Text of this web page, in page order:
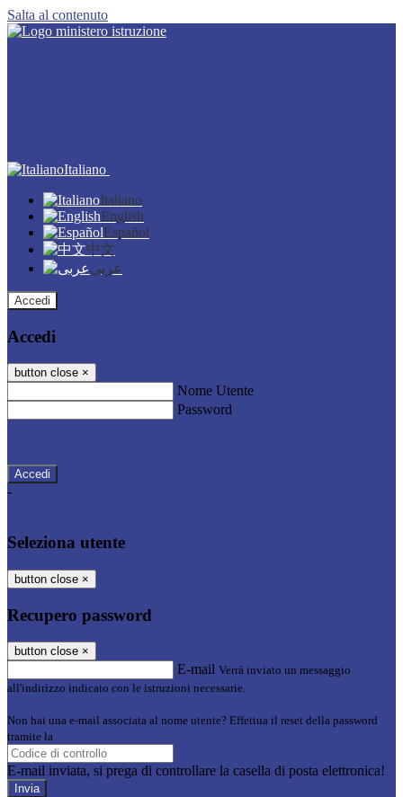
Salta al contenuto
Italiano
Italiano
English
Español
中文
عربى
Accedi
Accedi
button close ×
Nome Utente
Password
-
Seleziona utente
button close ×
Recupero password
button close ×
E-mail Verrà inviato un messaggio
all'indirizzo indicato con le istruzioni necessarie.
Non hai una e-mail associata al nome utente? Effettua il reset della password
tramite la
E-mail inviata, si prega di controllare la casella di posta elettronica!